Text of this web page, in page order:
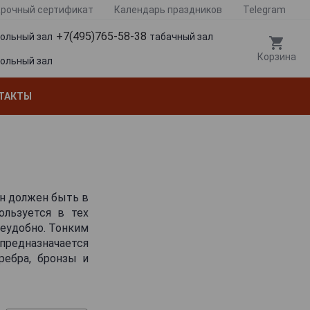
сертификат Календарь праздников Telegram
зал +7(495)765-58-38 табачный зал
зал Корзина
должен быть в
в тех
Тонким
бронзы и
вариации с